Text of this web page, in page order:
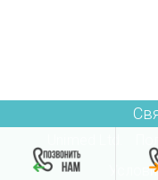
Звоните нам в